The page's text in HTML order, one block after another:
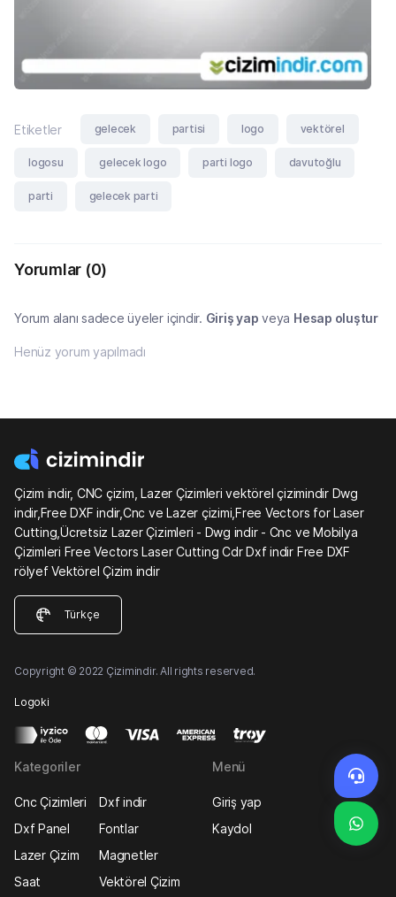
Etiketler gelecek partisi logo vektörel
logosu gelecek logo parti logo davutoğlu
parti gelecek parti
Yorumlar (0)
Yorum alanı sadece üyeler içindir. Giriş yap veya Hesap oluştur
Henüz yorum yapılmadı
Çizim indir, CNC çizim, Lazer Çizimleri vektörel çizimindir Dwg
indir,Free DXF indir,Cnc ve Lazer çizimi,Free Vectors for Laser
Cutting,Ücretsiz Lazer Çizimleri - Dwg indir - Cnc ve Mobilya
Çizimleri Free Vectors Laser Cutting Cdr Dxf indir Free DXF
rölyef Vektörel Çizim indir
Türkçe
Copyright © 2022 Çizimindir. All rights reserved.
Logoki
Kategoriler
Cnc Çizimleri
Dxf indir
Dxf Panel
Fontlar
Lazer Çizim
Magnetler
Saat
Vektörel Çizim
Menü
Giriş yap
Kaydol